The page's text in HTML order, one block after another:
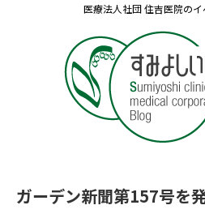
医療法人社団 住吉医院の
ガーデン新聞第157号を